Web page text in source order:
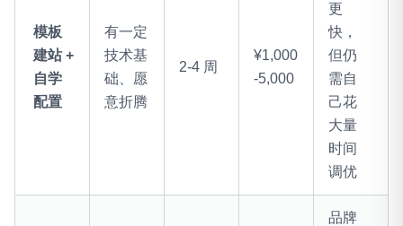
模板
建站 +
自学
配置
有一定
技术基
础、愿
意折腾
2-4 周
¥1,000
-5,000
更
快，
但仍
需自
己花
大量
时间
调优
品牌